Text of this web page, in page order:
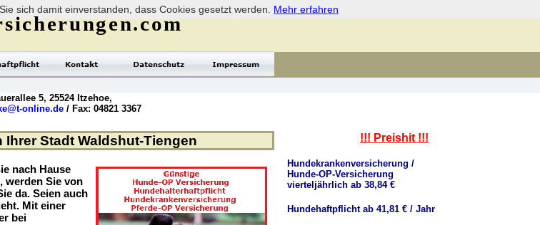
sich damit einverstanden, dass Cookies gesetzt werden. Mehr erfahren
Stadt Waldshut-Tiengen
nach Hause
werden Sie von
da. Seien auch
Mit einer
bei
5, 25524 Itzehoe,
online.de / Fax: 04821 3367
!!! Preishit !!!
Hundekrankenversicherung /
Hunde-OP-Versicherung
vierteljährlich ab 38,84 €
Hundehaftpflicht ab 41,81 € / Jahr